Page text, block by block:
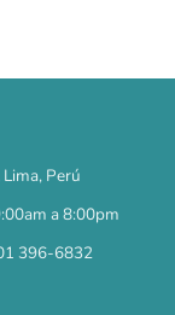
SEG
✕
Perú
a 8:00pm
396-6832